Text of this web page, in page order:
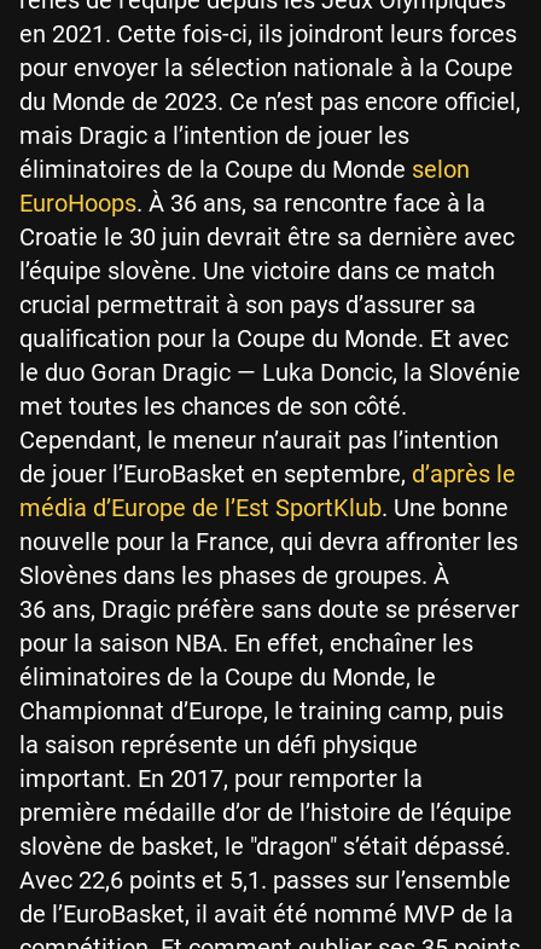
en 2021. Cette fois-ci, ils joindront leurs forces
pour envoyer la sélection nationale à la Coupe
du Monde de 2023. Ce n’est pas encore officiel,
mais Dragic a l’intention de jouer les
éliminatoires de la Coupe du Monde selon
EuroHoops. À 36 ans, sa rencontre face à la
Croatie le 30 juin devrait être sa dernière avec
l’équipe slovène. Une victoire dans ce match
crucial permettrait à son pays d’assurer sa
qualification pour la Coupe du Monde. Et avec
le duo Goran Dragic — Luka Doncic, la Slovénie
met toutes les chances de son côté.
Cependant, le meneur n’aurait pas l’intention
de jouer l’EuroBasket en septembre, d’après le
média d’Europe de l’Est SportKlub. Une bonne
nouvelle pour la France, qui devra affronter les
Slovènes dans les phases de groupes. À
36 ans, Dragic préfère sans doute se préserver
pour la saison NBA. En effet, enchaîner les
éliminatoires de la Coupe du Monde, le
Championnat d’Europe, le training camp, puis
la saison représente un défi physique
important. En 2017, pour remporter la
première médaille d’or de l’histoire de l’équipe
slovène de basket, le "dragon" s’était dépassé.
Avec 22,6 points et 5,1. passes sur l’ensemble
de l’EuroBasket, il avait été nommé MVP de la